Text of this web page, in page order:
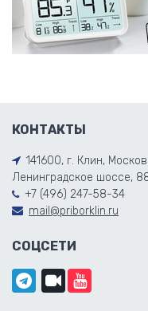
КОНТАКТЫ
141600, г. Клин,
Ленинградское шоссе,
+7 (496) 247-58-34
mail@priborklin.ru
СОЦСЕТИ